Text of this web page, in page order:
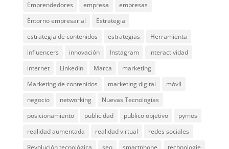
Emprendedores
empresa
empresas
Entorno empresarial
Estrategia
estrategia de contenidos
estrategias
Herramienta
influencers
innovación Instagram
interactividad
internet
LinkedIn Marca
marketing
Marketing de contenidos
marketing digital
móvil
negocio
networking
Nuevas Tecnologías
posicionamiento
publicidad publico objetivo
pymes
realidad aumentada
realidad virtual
redes sociales
Revolución tecnológica
seo smartphone technologie